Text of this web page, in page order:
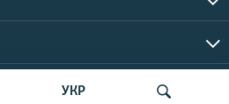
УКР
2026 | Все права защищены.